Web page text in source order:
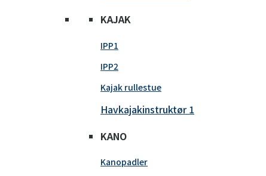
KAJAK
IPP1
IPP2
Kajak rullestue
Havkajakinstruktør 1
KANO
Kanopadler